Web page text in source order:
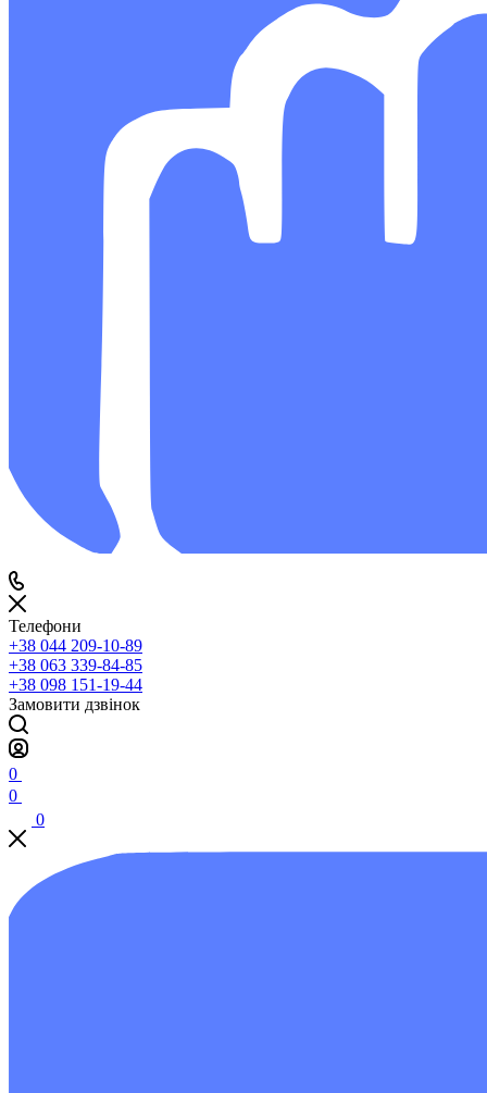
Телефони
+38 044 209-10-89
+38 063 339-84-85
+38 098 151-19-44
Замовити дзвінок
0
0
0